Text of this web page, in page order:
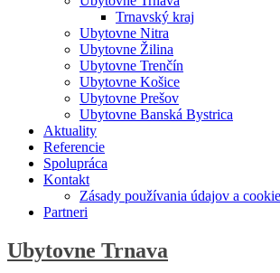
Trnavský kraj
Ubytovne Nitra
Ubytovne Žilina
Ubytovne Trenčín
Ubytovne Košice
Ubytovne Prešov
Ubytovne Banská Bystrica
Aktuality
Referencie
Spolupráca
Kontakt
Zásady používania údajov a
Partneri
Ubytovne Trnava